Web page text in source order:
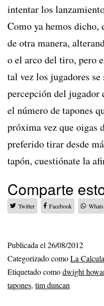
intentar los
Como ya hemos dicho,
de otra manera,
o el arco del tiro, pero
tal vez los jugadores
percepción del jugador
el número de tapones
próxima vez que oigas
preferido tirar desde
tapón, cuestiónate la
Comparte
Twitter Facebook
Publicada el 26/08/2012
Categorizado comoLa
Etiquetado comodwight
tapones, tim duncan